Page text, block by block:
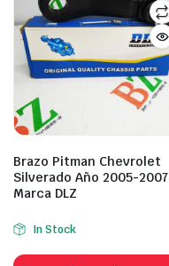
Brazo Pitman Chevrolet
Silverado Año 2005-2007
Marca DLZ
In Stock